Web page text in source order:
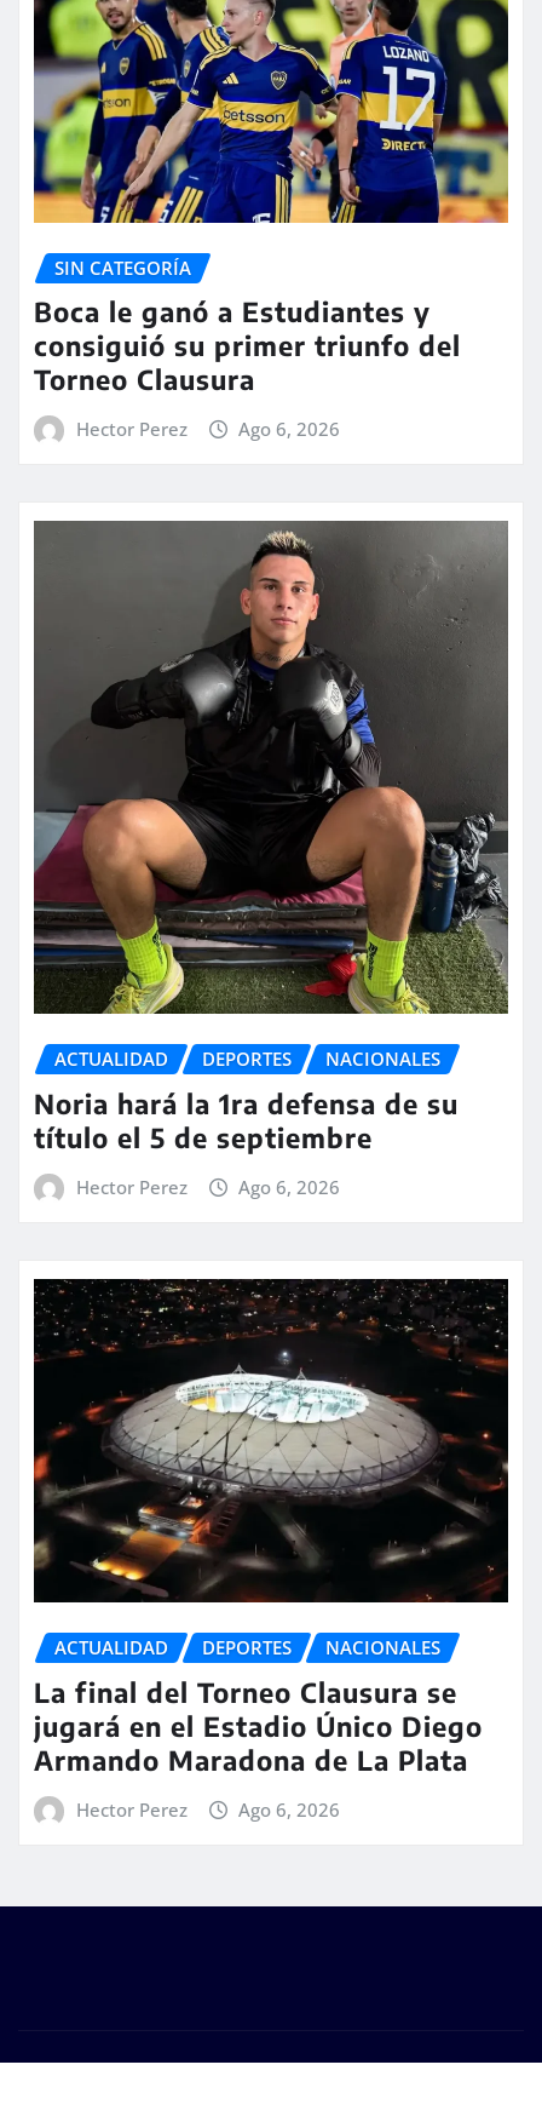
SIN CATEGORÍA
Boca le ganó a Estudiantes y
consiguió su primer triunfo del
Torneo Clausura
Hector Perez Ago 6, 2026
ACTUALIDAD DEPORTES NACIONALES
Noria hará la 1ra defensa de su
título el 5 de septiembre
Hector Perez Ago 6, 2026
ACTUALIDAD DEPORTES NACIONALES
La final del Torneo Clausura se
jugará en el Estadio Único Diego
Armando Maradona de La Plata
Hector Perez Ago 6, 2026